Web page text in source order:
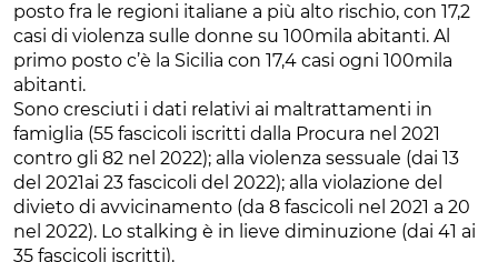
posto fra le regioni italiane a più alto rischio, con 17,2
casi di violenza sulle donne su 100mila abitanti. Al
primo posto c’è la Sicilia con 17,4 casi ogni 100mila
abitanti.
Sono cresciuti i dati relativi ai maltrattamenti in
famiglia (55 fascicoli iscritti dalla Procura nel 2021
contro gli 82 nel 2022); alla violenza sessuale (dai 13
del 2021ai 23 fascicoli del 2022); alla violazione del
divieto di avvicinamento (da 8 fascicoli nel 2021 a 20
nel 2022). Lo stalking è in lieve diminuzione (dai 41 ai
35 fascicoli iscritti).